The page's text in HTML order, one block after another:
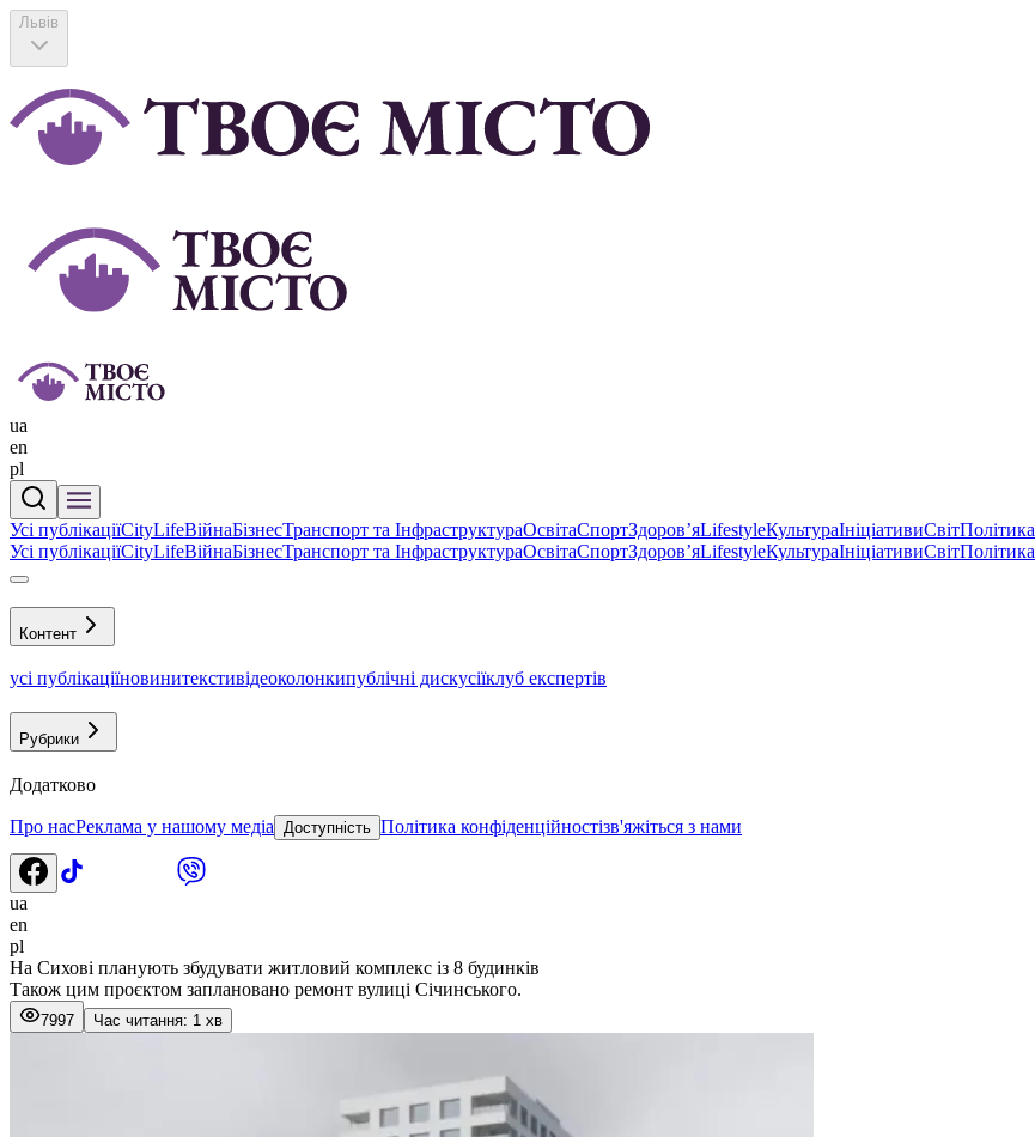
Львів
ua
en
pl
Усі публікаціїCityLifeВійнаБізнесТранспорт та ІнфраструктураОсвітаСпортЗдоровʼяLifestyleКультураІніціативиСвітПолітика
Усі публікаціїCityLifeВійнаБізнесТранспорт та ІнфраструктураОсвітаСпортЗдоровʼяLifestyleКультураІніціативиСвітПолітика
Контент
усі публікаціїновинитекстивідеоколонкипублічні дискусіїклуб експертів
Рубрики
Додатково
Про насРеклама у нашому медіа Доступність Політика конфіденційностізв'яжіться з нами
ua
en
pl
На Сихові планують збудувати житловий комплекс із 8 будинків
Також цим проєктом заплановано ремонт вулиці Січинського.
7997 Час читання: 1 хв